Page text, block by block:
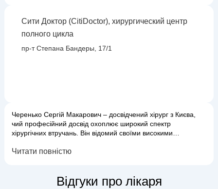
Сити Доктор (CitiDoctor), хирургический центр
полного цикла
пр-т Степана Бандеры, 17/1
Черенько Сергій Макарович – досвідчений хірург з Києва,
чий професійний досвід охоплює широкий спектр
хірургічних втручань. Він відомий своїми високими
до лікування пацієнтів. Основними напрямками його роботи
грижесічення. Сергій Мака...
Читати повністю
Відгуки про лікаря